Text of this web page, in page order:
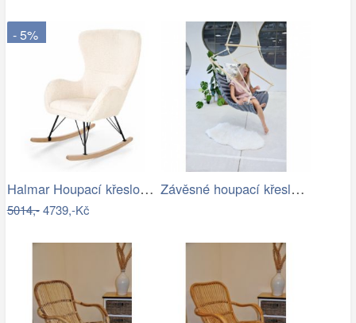
- 5%
Halmar Houpací křeslo LIBERTO 2 -…
5014,-4739,-Kč
Závěsné houpací křeslo CHILLO, šedé